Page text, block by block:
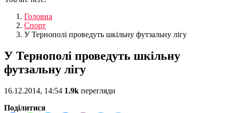
Головна
Спорт
У Тернополі проведуть шкільну футзальну лігу
У Тернополі проведуть шкільну
футзальну лігу
16.12.2014, 14:54 1.9k перегляди
Поділитися